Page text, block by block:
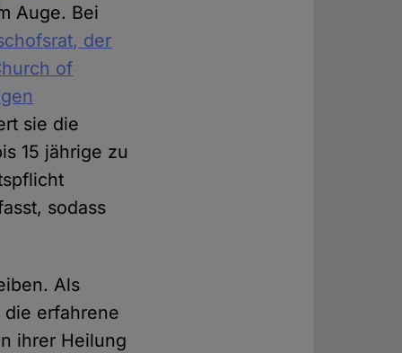
Auge. Bei
der
of
sie die
15 jährige zu
sodass
Als
erfahrene
ihrer Heilung